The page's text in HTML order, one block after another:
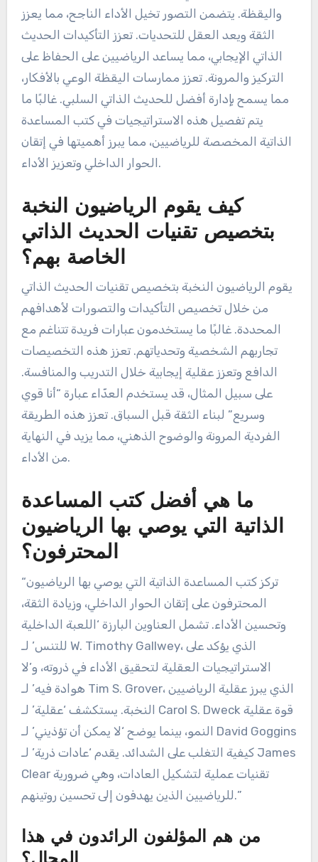
واليقظة. يتضمن التصور تخيل الأداء الناجح، مما يعزز
الثقة ويعد العقل للتحديات. تعزز التأكيدات الحديث
الذاتي الإيجابي، مما يساعد الرياضيين على الحفاظ على
التركيز والمرونة. تعزز ممارسات اليقظة الوعي بالأفكار،
مما يسمح بإدارة أفضل للحديث الذاتي السلبي. غالبًا ما
يتم تفصيل هذه الاستراتيجيات في كتب المساعدة
الذاتية المخصصة للرياضيين، مما يبرز أهميتها في إتقان
الحوار الداخلي وتعزيز الأداء.
كيف يقوم الرياضيون النخبة
بتخصيص تقنيات الحديث الذاتي
الخاصة بهم؟
يقوم الرياضيون النخبة بتخصيص تقنيات الحديث الذاتي
من خلال تخصيص التأكيدات والتصورات لأهدافهم
المحددة. غالبًا ما يستخدمون عبارات فريدة تتناغم مع
تجاربهم الشخصية وتحدياتهم. تعزز هذه التخصيصات
الدافع وتعزز عقلية إيجابية خلال التدريب والمنافسة.
على سبيل المثال، قد يستخدم العدّاء عبارة “أنا قوي
وسريع” لبناء الثقة قبل السباق. تعزز هذه الطريقة
الفردية المرونة والوضوح الذهني، مما يزيد في النهاية
من الأداء.
ما هي أفضل كتب المساعدة
الذاتية التي يوصي بها الرياضيون
المحترفون؟
“تركز كتب المساعدة الذاتية التي يوصي بها الرياضيون
المحترفون على إتقان الحوار الداخلي، وزيادة الثقة،
وتحسين الأداء. تشمل العناوين البارزة ‘اللعبة الداخلية
للتنس’ لـ W. Timothy Gallwey، الذي يؤكد على
الاستراتيجيات العقلية لتحقيق الأداء في ذروته، و’لا
هوادة فيه’ لـ Tim S. Grover، الذي يبرز عقلية الرياضيين
النخبة. يستكشف ‘عقلية’ لـ Carol S. Dweck قوة عقلية
النمو، بينما يوضح ‘لا يمكن أن تؤذيني’ لـ David Goggins
كيفية التغلب على الشدائد. يقدم ‘عادات ذرية’ لـ James
Clear تقنيات عملية لتشكيل العادات، وهي ضرورية
للرياضيين الذين يهدفون إلى تحسين روتينهم.”
من هم المؤلفون الرائدون في هذا